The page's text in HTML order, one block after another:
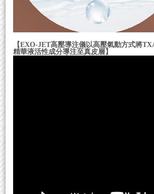
【EXO-JET高壓導注儀以高壓氣動方式將
精華液活性成分導注至真皮層】